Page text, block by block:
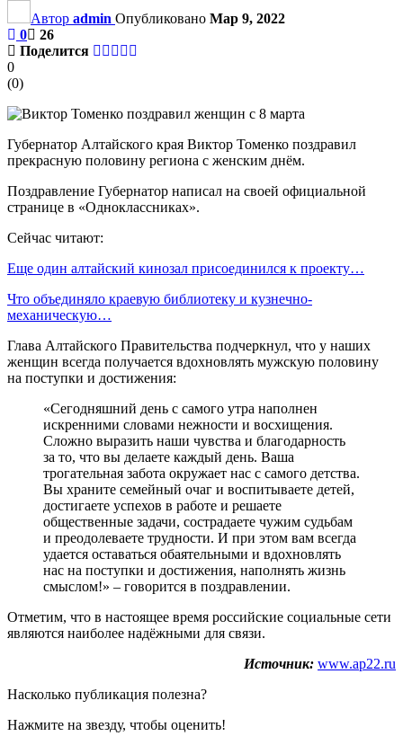
Автор admin Опубликовано Мар 9, 2022
0
26
Поделится
0
(0)
Губернатор Алтайского края Виктор Томенко поздравил
прекрасную половину региона с женским днём.
Поздравление Губернатор написал на своей официальной
странице в «Одноклассниках».
Сейчас читают:
Еще один алтайский кинозал присоединился к проекту…
Что объединяло краевую библиотеку и кузнечно-
механическую…
Глава Алтайского Правительства подчеркнул, что у наших
женщин всегда получается вдохновлять мужскую половину
на поступки и достижения:
«Сегодняшний день с самого утра наполнен
искренними словами нежности и восхищения.
Сложно выразить наши чувства и благодарность
за то, что вы делаете каждый день. Ваша
трогательная забота окружает нас с самого детства.
Вы храните семейный очаг и воспитываете детей,
достигаете успехов в работе и решаете
общественные задачи, сострадаете чужим судьбам
и преодолеваете трудности. И при этом вам всегда
удается оставаться обаятельными и вдохновлять
нас на поступки и достижения, наполнять жизнь
смыслом!» – говорится в поздравлении.
Отметим, что в настоящее время российские социальные сети
являются наиболее надёжными для связи.
Источник: www.ap22.ru
Насколько публикация полезна?
Нажмите на звезду, чтобы оценить!